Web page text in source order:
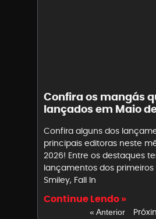
Confira os mangás
lançados em Maio
Confira alguns dos
principais editoras neste
2026! Entre os destaques
lançamentos dos
Smiley, Fall In
Continue Lendo »
« Anterior